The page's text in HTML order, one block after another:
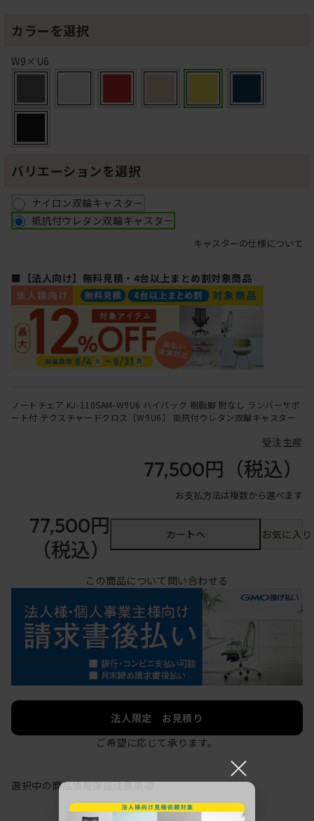
カラーを選択
W9×U6
バリエーションを選択
ナイロン双輪キャスター
抵抗付ウレタン双輪キャスター
キャスターの仕様について
■【法人向け】無料見積・4台以上まとめ割対象商品
ノートチェア KJ-110SAM-W9U6 ハイバック 樹脂脚 肘なし ランバーサポ
ート付 テクスチャードクロス［W9U6］ 抵抗付ウレタン双輪キャスター
受注生産
77,500円 （税込）
お支払方法は複数から選べます
77,500円
（税込）
カートへ お気に入
この商品について問い合わせる
法人限定 お見積り
ご希望に応じて承ります。
選択中の商品情報保証注意事項
×